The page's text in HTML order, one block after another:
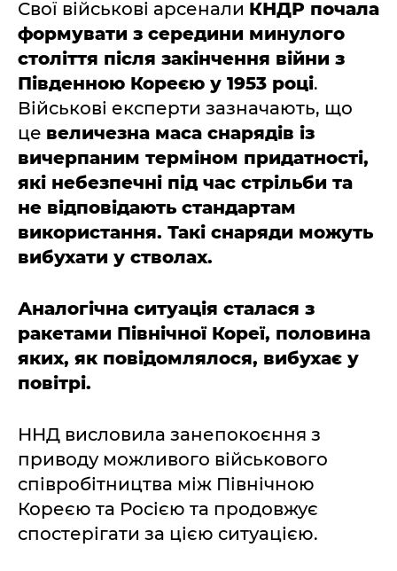
Свої військові арсенали КНДР почала
формувати з середини минулого
століття після закінчення війни з
Південною Кореєю у 1953 році.
Військові експерти зазначають, що
це величезна маса снарядів із
вичерпаним терміном придатності,
які небезпечні під час стрільби та
не відповідають стандартам
використання. Такі снаряди можуть
вибухати у стволах.
Аналогічна ситуація сталася з
ракетами Північної Кореї, половина
яких, як повідомлялося, вибухає у
повітрі.
ННД висловила занепокоєння з
приводу можливого військового
співробітництва між Північною
Кореєю та Росією та продовжує
спостерігати за цією ситуацією.